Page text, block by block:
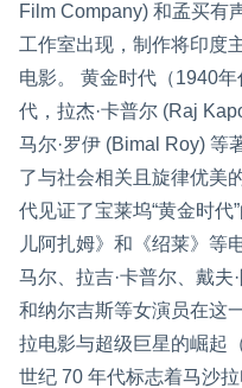
Film Company) 和孟买有
工作室出现，制作将印度
电影。 黄金时代（1940
代，拉杰·卡普尔 (Raj
马尔·罗伊 (Bimal Roy) 等
了与社会相关且旋律优美
代见证了宝莱坞“黄金时
儿阿扎姆》和《绍莱》等
马尔、拉吉·卡普尔、戴夫
和纳尔吉斯等女演员在这
拉电影与超级巨星的崛起
世纪 70 年代标志着马沙